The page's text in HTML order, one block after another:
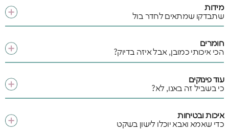
מידות
שתבדקו שמתאים לחדר בול
חומרים
הכי איכותי כמובן, אבל איזה בדיוק?
עוד פינוקים
כי בשביל זה באנו, לא?
איכות ובטיחות
כדי שאמא ואבא יוכלו לישון בשקט